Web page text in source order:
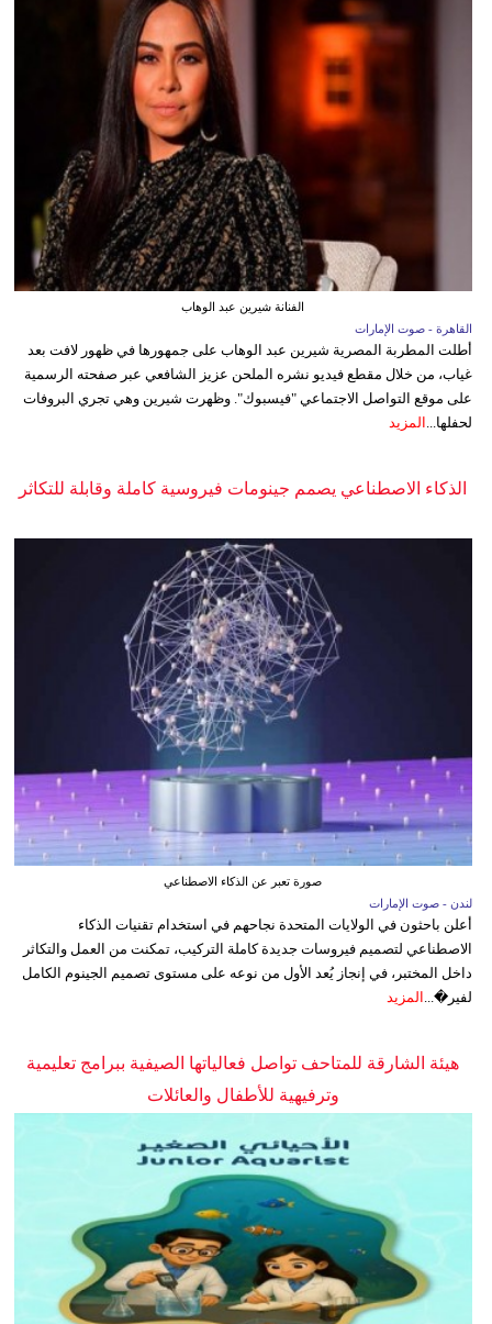
الفنانة شيرين عبد الوهاب
القاهرة - صوت الإمارات
أطلت المطربة المصرية شيرين عبد الوهاب على جمهورها في ظهور لافت بعد
غياب، من خلال مقطع فيديو نشره الملحن عزيز الشافعي عبر صفحته الرسمية
على موقع التواصل الاجتماعي "فيسبوك". وظهرت شيرين وهي تجري البروفات
لحفلها... المزيد
الذكاء الاصطناعي يصمم جينومات فيروسية كاملة وقابلة للتكاثر
صورة تعبر عن الذكاء الاصطناعي
لندن - صوت الإمارات
أعلن باحثون في الولايات المتحدة نجاحهم في استخدام تقنيات الذكاء
الاصطناعي لتصميم فيروسات جديدة كاملة التركيب، تمكنت من العمل والتكاثر
داخل المختبر، في إنجاز يُعد الأول من نوعه على مستوى تصميم الجينوم الكامل
لفير�...
المزيد
هيئة الشارقة للمتاحف تواصل فعالياتها الصيفية ببرامج تعليمية
وترفيهية للأطفال والعائلات